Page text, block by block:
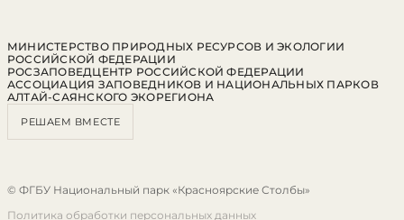
МИНИСТЕРСТВО ПРИРОДНЫХ РЕСУРСОВ И ЭКОЛОГИИ
РОССИЙСКОЙ ФЕДЕРАЦИИ
РОСЗАПОВЕДЦЕНТР РОССИЙСКОЙ ФЕДЕРАЦИИ
АССОЦИАЦИЯ ЗАПОВЕДНИКОВ И НАЦИОНАЛЬНЫХ ПАРКОВ
АЛТАЙ-САЯНСКОГО ЭКОРЕГИОНА
РЕШАЕМ ВМЕСТЕ
© ФГБУ Национальный парк «Красноярские Столбы»
Политика обработки персональных данных